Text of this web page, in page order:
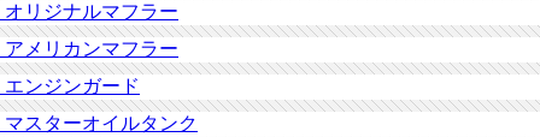
オリジナルマフラー
アメリカンマフラー
エンジンガード
マスターオイルタンク